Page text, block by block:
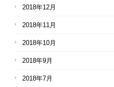
2018年12月
2018年11月
2018年10月
2018年9月
2018年7月